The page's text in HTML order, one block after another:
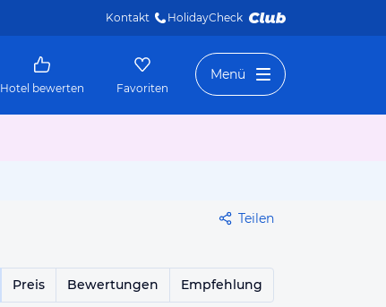
Kontakt HolidayCheck
Hotel bewerten Favoriten
Menü
Teilen
Preis Bewertungen Empfehlung